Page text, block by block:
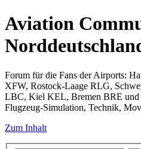
Aviation
Forum für die Fans der Airports:
XFW, Rostock-Laage RLG,
LBC, Kiel KEL, Bremen BRE und
Flugzeug-Simulation, Technik,
Zum Inhalt